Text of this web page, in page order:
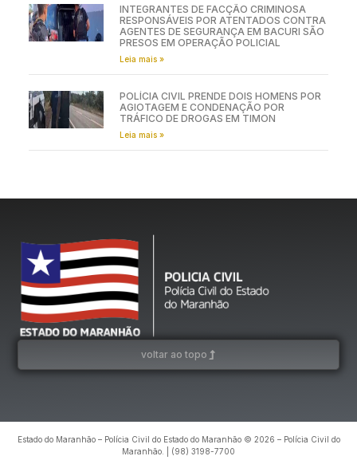
INTEGRANTES DE FACÇÃO CRIMINOSA
RESPONSÁVEIS POR ATENTADOS CONTRA
AGENTES DE SEGURANÇA EM BACURI SÃO
PRESOS EM OPERAÇÃO POLICIAL
Leia mais »
POLÍCIA CIVIL PRENDE DOIS HOMENS POR
AGIOTAGEM E CONDENAÇÃO POR
TRÁFICO DE DROGAS EM TIMON
Leia mais »
voltar ao topo
Estado do Maranhão – Polícia Civil do Estado do Maranhão © 2026 – Polícia Civil do
Maranhão. | (98) 3198-7700